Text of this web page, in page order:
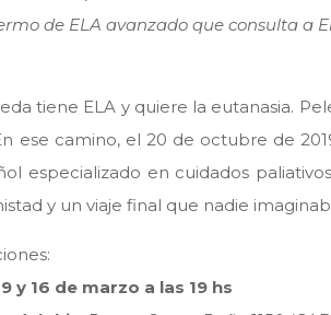
de ELA avanzado que consulta a
tiene ELA y quiere la eutanasia.
ese camino, el 20 de octubre de
especializado en cuidados
y un viaje final que nadie
y 16 de marzo a las 19 hs